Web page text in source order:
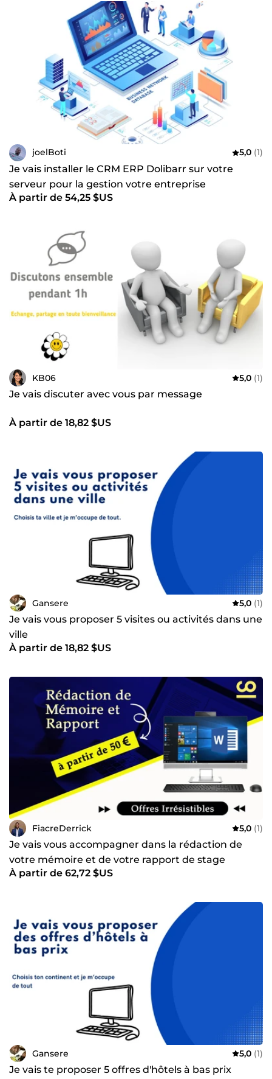
joelBoti 5,0 (1)
Je vais installer le CRM ERP Dolibarr sur votre
serveur pour la gestion votre entreprise
À partir de 54,25 $US
KB06 5,0 (1)
Je vais discuter avec vous par message
À partir de 18,82 $US
Gansere 5,0 (1)
Je vais vous proposer 5 visites ou activités dans une
ville
À partir de 18,82 $US
FiacreDerrick 5,0 (1)
Je vais vous accompagner dans la rédaction de
votre mémoire et de votre rapport de stage
À partir de 62,72 $US
Gansere 5,0 (1)
Je vais te proposer 5 offres d'hôtels à bas prix